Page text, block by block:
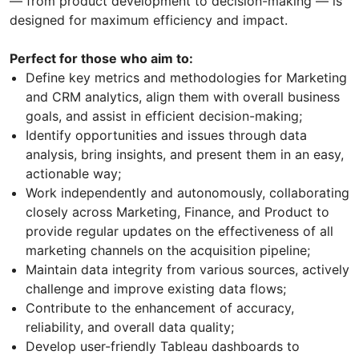
designed for maximum efficiency and impact.
Perfect for those who aim to:
Define key metrics and methodologies for Marketing
and CRM analytics, align them with overall business
goals, and assist in efficient decision-making;
Identify opportunities and issues through data
analysis, bring insights, and present them in an easy,
actionable way;
Work independently and autonomously, collaborating
closely across Marketing, Finance, and Product to
provide regular updates on the effectiveness of all
marketing channels on the acquisition pipeline;
Maintain data integrity from various sources, actively
challenge and improve existing data flows;
Contribute to the enhancement of accuracy,
reliability, and overall data quality;
Develop user-friendly Tableau dashboards to